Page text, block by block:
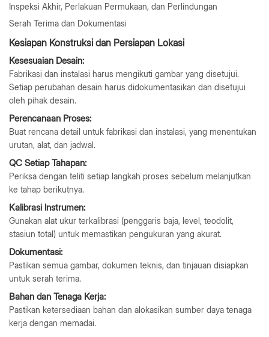
Inspeksi Akhir, Perlakuan Permukaan, dan Perlindungan
Serah Terima dan Dokumentasi
Kesiapan Konstruksi dan Persiapan Lokasi
Kesesuaian Desain:
Fabrikasi dan instalasi harus mengikuti gambar yang disetujui.
Setiap perubahan desain harus didokumentasikan dan disetujui
oleh pihak desain.
Perencanaan Proses:
Buat rencana detail untuk fabrikasi dan instalasi, yang menentukan
urutan, alat, dan jadwal.
QC Setiap Tahapan:
Periksa dengan teliti setiap langkah proses sebelum melanjutkan
ke tahap berikutnya.
Kalibrasi Instrumen:
Gunakan alat ukur terkalibrasi (penggaris baja, level, teodolit,
stasiun total) untuk memastikan pengukuran yang akurat.
Dokumentasi:
Pastikan semua gambar, dokumen teknis, dan tinjauan disiapkan
untuk serah terima.
Bahan dan Tenaga Kerja:
Pastikan ketersediaan bahan dan alokasikan sumber daya tenaga
kerja dengan memadai.